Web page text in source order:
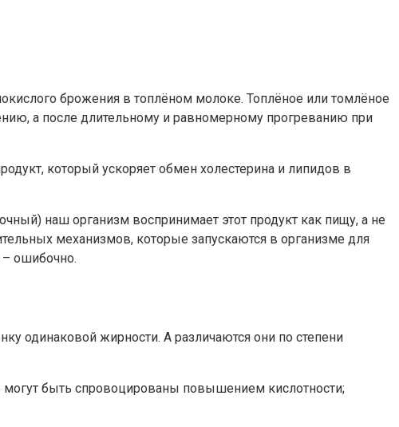
брожения в топлёном молоке. Топлёное или томлёное
а после длительному и равномерному прогреванию при
который ускоряет обмен холестерина и липидов в
наш организм воспринимает этот продукт как пищу, а не
механизмов, которые запускаются в организме для
– ошибочно.
одинаковой жирности. А различаются они по степени
могут быть спровоцированы повышением кислотности;